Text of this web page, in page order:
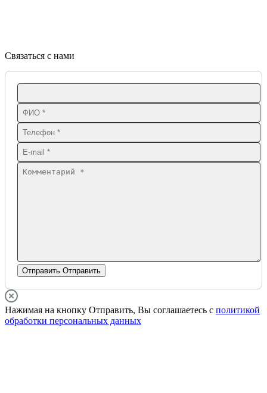
Связаться с нами
Отправить Отправить
Нажимая на кнопку Отправить, Вы соглашаетесь с политикой
обработки персональных данных